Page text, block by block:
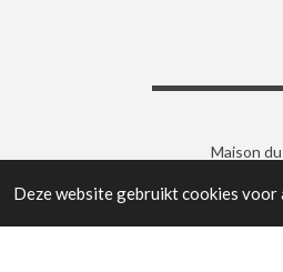
Deze website gebruikt cookies
Maison
© 2019 - 2026